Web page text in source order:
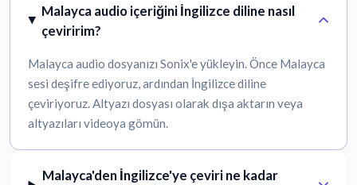
Malayca audio içeriğini İngilizce diline nasıl
çeviririm?
Malayca audio dosyanızı Sonix'e yükleyin. Önce Malayca
sesi deşifre ediyoruz, ardından İngilizce diline
çeviriyoruz. Altyazı dosyası olarak dışa aktarın veya
altyazıları videoya gömün.
Malayca'den İngilizce'ye çeviri ne kadar